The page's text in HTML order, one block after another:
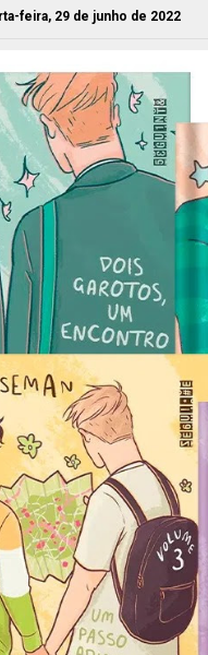
feira, 29 de junho de 2022